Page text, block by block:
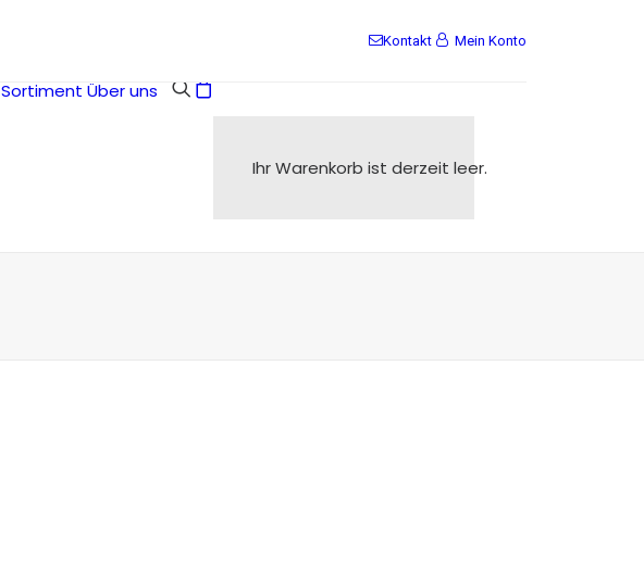
Kontakt Mein Konto
Sortiment Über uns
Ihr Warenkorb ist derzeit leer.